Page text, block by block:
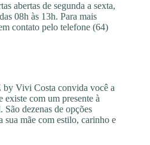
abertas de segunda a sexta,
08h às 13h. Para mais
contato pelo telefone (64)
Vivi Costa convida você a
existe com um presente à
São dezenas de opções
sua mãe com estilo, carinho e